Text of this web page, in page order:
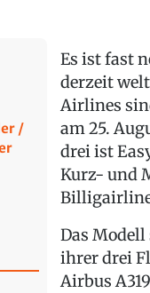
/
Es ist fast
derzeit
Airlines
am 25.
drei ist
Kurz- und
Das
ihrer drei
Airbus